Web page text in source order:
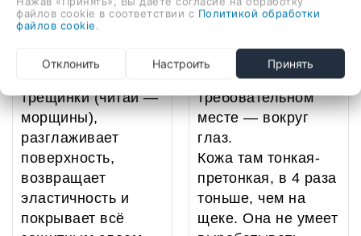
работает как
ремонтник:
трещинки (читай —
морщины),
разглаживает
поверхность,
возвращает
эластичность и
покрывает всё
тонере и
здесь он работает в
самом нежном и
требовательном
месте — вокруг
глаз.
Кожа там тонкая-
претонкая, в 4 раза
тоньше, чем на
щеке. Она не умеет
файлов cookie в соответствии с Политикой обработки
файлов cookie.
Отклонить Настроить Принять